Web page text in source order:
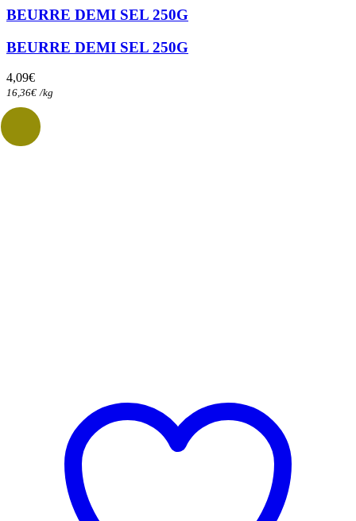
BEURRE DEMI SEL 250G
BEURRE DEMI SEL 250G
4,09€
16,36€ /kg